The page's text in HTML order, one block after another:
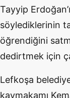
Tayyip
söylediklerinin
öğrendiğini
dedirtmek için
Lefkoşa
kaymakamı